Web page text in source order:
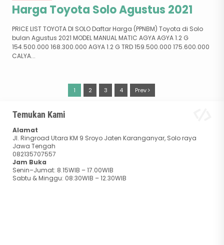
Harga Toyota Solo Agustus 2021
PRICE LIST TOYOTA DI SOLO Daftar Harga (PPNBM) Toyota di Solo
bulan Agustus 2021 MODEL MANUAL MATIC AGYA AGYA 1.2 G
154.500.000 168.300.000 AGYA 1.2 G TRD 159.500.000 175.600.000
CALYA...
1 2 3 4 Prev
Temukan Kami
Alamat
Jl. Ringroad Utara KM 9 Sroyo Jaten Karanganyar, Solo raya
Jawa Tengah
082135707557
Jam Buka
Senin–Jumat: 8.15WIB – 17.00WIB
Sabtu & Minggu: 08:30WIB – 12.30WIB